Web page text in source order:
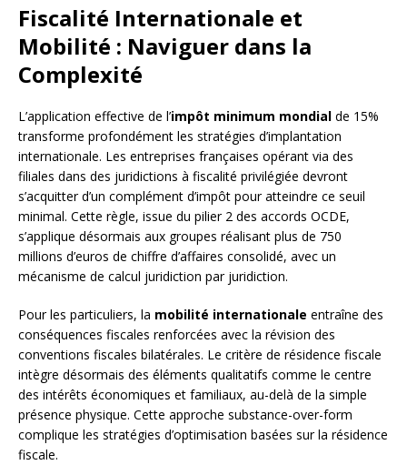
Fiscalité Internationale et
Mobilité : Naviguer dans la
Complexité
L’application effective de l’impôt minimum mondial de 15%
transforme profondément les stratégies d’implantation
internationale. Les entreprises françaises opérant via des
filiales dans des juridictions à fiscalité privilégiée devront
s’acquitter d’un complément d’impôt pour atteindre ce seuil
minimal. Cette règle, issue du pilier 2 des accords OCDE,
s’applique désormais aux groupes réalisant plus de 750
millions d’euros de chiffre d’affaires consolidé, avec un
mécanisme de calcul juridiction par juridiction.
Pour les particuliers, la mobilité internationale entraîne des
conséquences fiscales renforcées avec la révision des
conventions fiscales bilatérales. Le critère de résidence fiscale
intègre désormais des éléments qualitatifs comme le centre
des intérêts économiques et familiaux, au-delà de la simple
présence physique. Cette approche substance-over-form
complique les stratégies d’optimisation basées sur la résidence
fiscale.